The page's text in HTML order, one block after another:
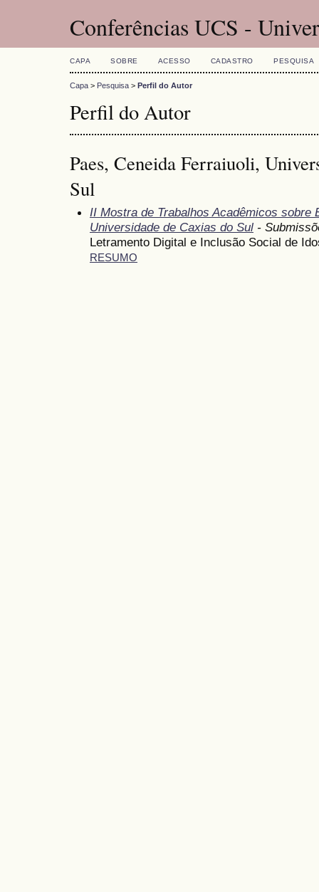
Conferências UCS -
CAPA SOBRE ACESSO CADASTRO PESQUISA
Capa > Pesquisa > Perfil do Autor
Perfil do Autor
Paes, Ceneida Ferraiuoli,
Sul
II Mostra de Trabalhos Acadêmicos sobre
Universidade de Caxias do Sul -
Letramento Digital e Inclusão Social de
RESUMO